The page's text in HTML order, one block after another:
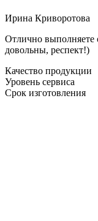
Ирина Криворотова
Отлично выполняете
довольны, респект!)
Качество продукции
Уровень сервиса
Срок изготовления